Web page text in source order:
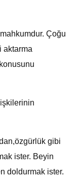
Çoğu
aktarma
gibi
ister. Beyin
doldurmak ister.